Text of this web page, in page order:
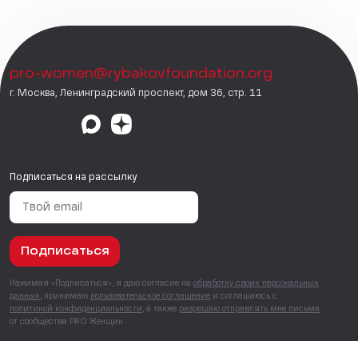
pro-women@rybakovfoundation.org
г. Москва, Ленинградский проспект, дом 36, стр. 11
Подписаться на рассылку
Подписаться
Нажимая «Подписаться», я даю согласие на обработку своих персональных
данных , принимаю пользовательское соглашение и соглашаюсь с
политикой конфиденциальности , а также разрешаю отправлять мне письма
от сообщества PRO Женщин.